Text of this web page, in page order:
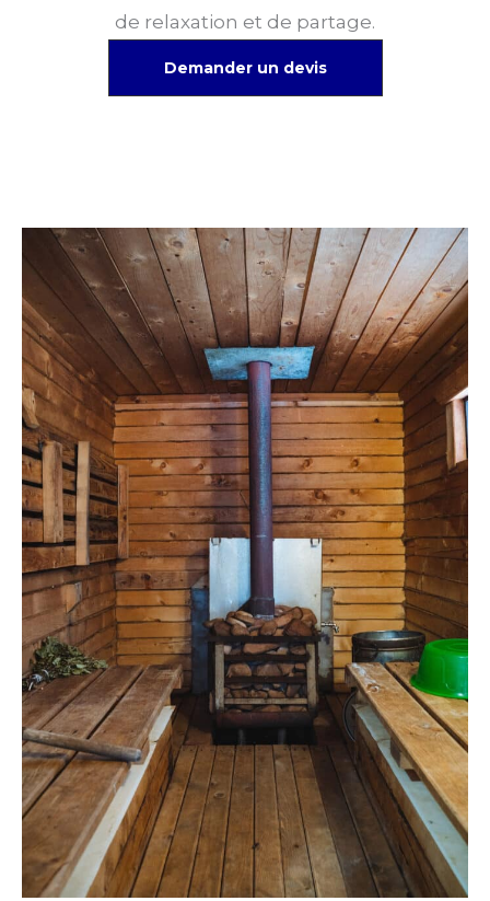
de relaxation et de partage.
Demander un devis